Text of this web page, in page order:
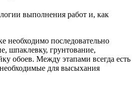
выполнения работ и, как
необходимо последовательно
шпаклевку, грунтование,
обоев. Между этапами всегда есть
для высыхания